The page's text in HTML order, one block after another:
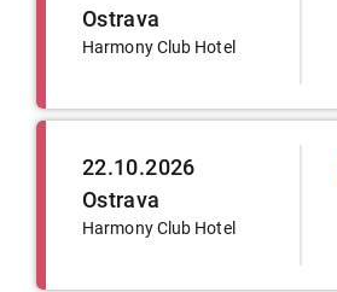
Ostrava
Harmony Club Hotel
22.10.2026
Ostrava
Harmony Club Hotel